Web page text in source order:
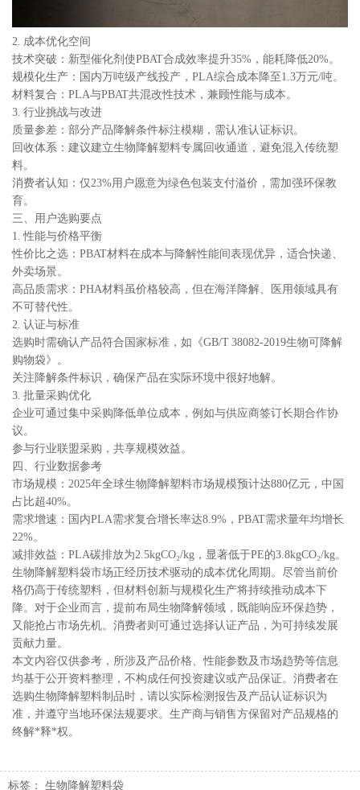
2. 成本优化空间
技术突破：新型催化剂使PBAT合成效率提升35%，能耗降低20%。
规模化生产：国内万吨级产线投产，PLA综合成本降至1.3万元/吨。
材料复合：PLA与PBAT共混改性技术，兼顾性能与成本。
3. 行业挑战与改进
质量参差：部分产品降解条件标注模糊，需认准认证标识。
回收体系：建议建立生物降解塑料专属回收通道，避免混入传统塑
料。
消费者认知：仅23%用户愿意为绿色包装支付溢价，需加强环保教
育。
三、用户选购要点
1. 性能与价格平衡
性价比之选：PBAT材料在成本与降解性能间表现优异，适合快递、
外卖场景。
高品质需求：PHA材料虽价格较高，但在海洋降解、医用领域具有
不可替代性。
2. 认证与标准
选购时需确认产品符合国家标准，如《GB/T 38082-2019生物可降解
购物袋》。
关注降解条件标识，确保产品在实际环境中很好地解。
3. 批量采购优化
企业可通过集中采购降低单位成本，例如与供应商签订长期合作协
议。
参与行业联盟采购，共享规模效益。
四、行业数据参考
市场规模：2025年全球生物降解塑料市场规模预计达880亿元，中国
占比超40%。
需求增速：国内PLA需求复合增长率达8.9%，PBAT需求量年均增长
22%。
减排效益：PLA碳排放为2.5kgCO₂/kg，显著低于PE的3.8kgCO₂/kg。
生物降解塑料袋市场正经历技术驱动的成本优化周期。尽管当前价
格仍高于传统塑料，但材料创新与规模化生产将持续推动成本下
降。对于企业而言，提前布局生物降解领域，既能响应环保趋势，
又能抢占市场先机。消费者则可通过选择认证产品，为可持续发展
贡献力量。
本文内容仅供参考，所涉及产品价格、性能参数及市场趋势等信息
均基于公开资料整理，不构成任何投资建议或产品保证。消费者在
选购生物降解塑料制品时，请以实际检测报告及产品认证标识为
准，并遵守当地环保法规要求。生产商与销售方保留对产品规格的
终解*释*权。
标签： 生物降解塑料袋